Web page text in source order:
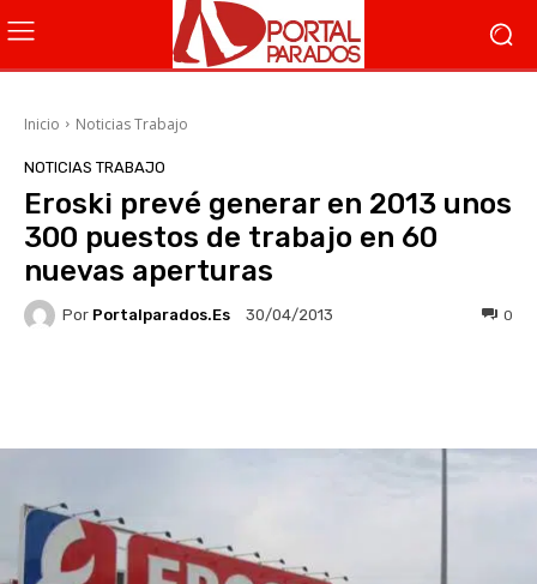
Inicio Noticias Trabajo
NOTICIAS TRABAJO
Eroski prevé generar en 2013 unos
300 puestos de trabajo en 60
nuevas aperturas
Por Portalparados.es 30/04/2013 0